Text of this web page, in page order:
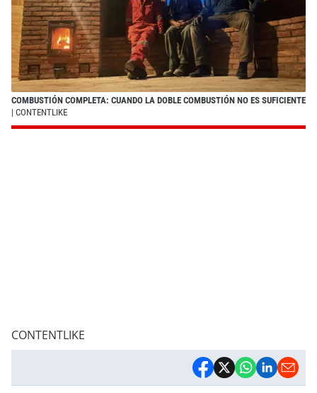
COMBUSTIÓN COMPLETA: CUANDO LA DOBLE COMBUSTIÓN NO ES SUFICIENTE
| CONTENTLIKE
CONTENTLIKE